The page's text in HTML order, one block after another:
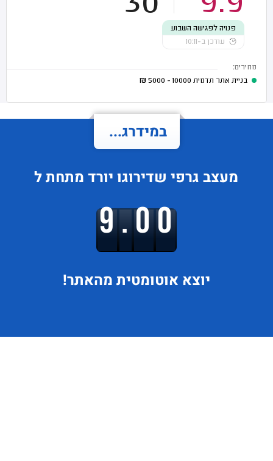
פנויה לפגישה השבוע
עודכן ב-10:11
מחירים:
בניית אתר תדמית 10000 - 5000
₪
במידרג...
מעצב גרפי שדירוגו יורד מתחת ל
9.00
יוצא אוטומטית מהאתר!